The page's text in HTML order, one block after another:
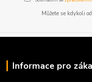
Můžete se kdykoli
Informace pro